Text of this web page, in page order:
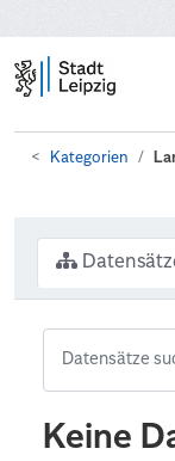
Kategorien
Keine